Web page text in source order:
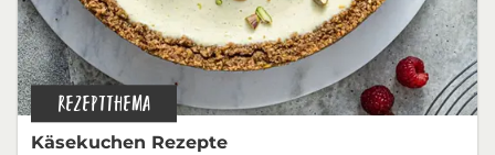
REZEPTTHEMA
Käsekuchen Rezepte